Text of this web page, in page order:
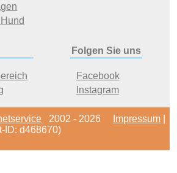
Folgen Sie uns
Facebook
Instagram
2002 - 2026 Impressum
ID: d468670)